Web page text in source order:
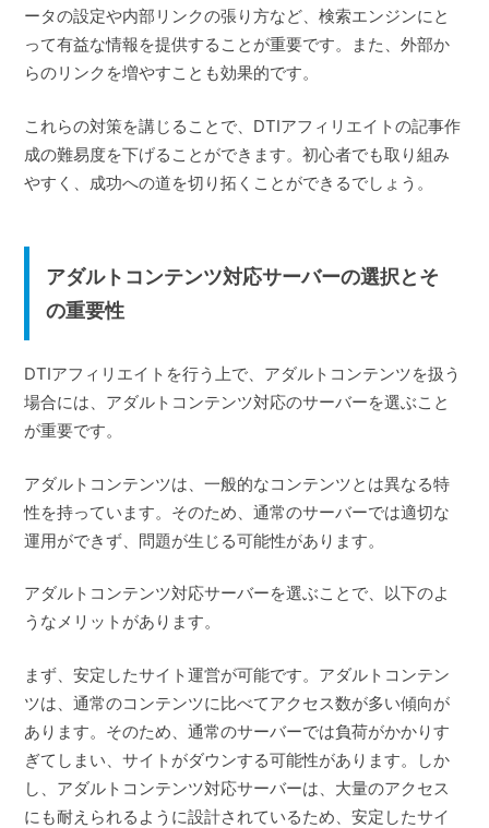
ータの設定や内部リンクの張り方など、検索エンジンにと
って有益な情報を提供することが重要です。また、外部か
らのリンクを増やすことも効果的です。
これらの対策を講じることで、DTIアフィリエイトの記事作
成の難易度を下げることができます。初心者でも取り組み
やすく、成功への道を切り拓くことができるでしょう。
アダルトコンテンツ対応サーバーの選択とそ
の重要性
DTIアフィリエイトを行う上で、アダルトコンテンツを扱う
場合には、アダルトコンテンツ対応のサーバーを選ぶこと
が重要です。
アダルトコンテンツは、一般的なコンテンツとは異なる特
性を持っています。そのため、通常のサーバーでは適切な
運用ができず、問題が生じる可能性があります。
アダルトコンテンツ対応サーバーを選ぶことで、以下のよ
うなメリットがあります。
まず、安定したサイト運営が可能です。アダルトコンテン
ツは、通常のコンテンツに比べてアクセス数が多い傾向が
あります。そのため、通常のサーバーでは負荷がかかりす
ぎてしまい、サイトがダウンする可能性があります。しか
し、アダルトコンテンツ対応サーバーは、大量のアクセス
にも耐えられるように設計されているため、安定したサイ